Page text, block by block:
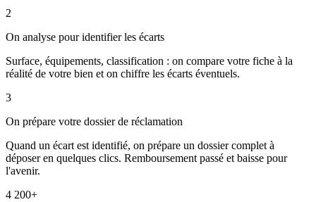
2
On analyse pour identifier les écarts
Surface, équipements, classification : on compare votre fiche à la
réalité de votre bien et on chiffre les écarts éventuels.
3
On prépare votre dossier de réclamation
Quand un écart est identifié, on prépare un dossier complet à
déposer en quelques clics. Remboursement passé et baisse pour
l'avenir.
4 200+